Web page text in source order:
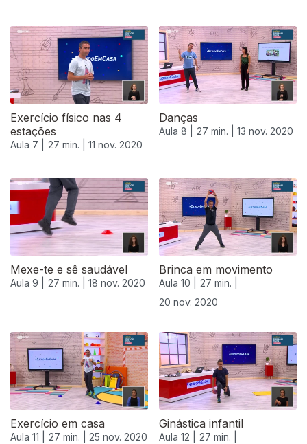
Exercício físico nas 4
estações
Aula 7 | 27 min. | 11 nov. 2020
Danças
Aula 8 | 27 min. | 13 nov. 2020
Mexe-te e sê saudável
Aula 9 | 27 min. | 18 nov. 2020
Brinca em movimento
Aula 10 |
27 min. |
20 nov. 2020
Exercício em casa
Aula 11 | 27 min. | 25 nov. 2020
Ginástica infantil
Aula 12 |
27 min. |
508724